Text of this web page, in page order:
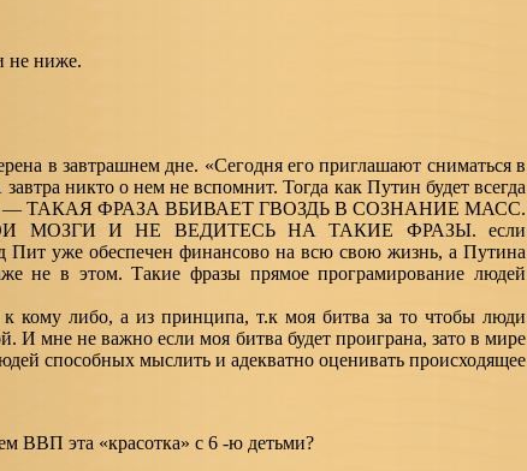
не ниже.
в завтрашнем дне. «Сегодня его приглашают сниматься в
никто о нем не вспомнит. Тогда как Путин будет всегда
— ТАКАЯ ФРАЗА ВБИВАЕТ ГВОЗДЬ В СОЗНАНИЕ МАСС.
МОЗГИ И НЕ ВЕДИТЕСЬ НА ТАКИЕ ФРАЗЫ. если
Пит уже обеспечен финансово на всю свою жизнь, а Путина
не в этом. Такие фразы прямое програмирование людей
кому либо, а из принципа, т.к моя битва за то чтобы люди
И мне не важно если моя битва будет проиграна, зато в мире
способных мыслить и адекватно оценивать происходящее
ВВП эта «красотка» с 6 -ю детьми?